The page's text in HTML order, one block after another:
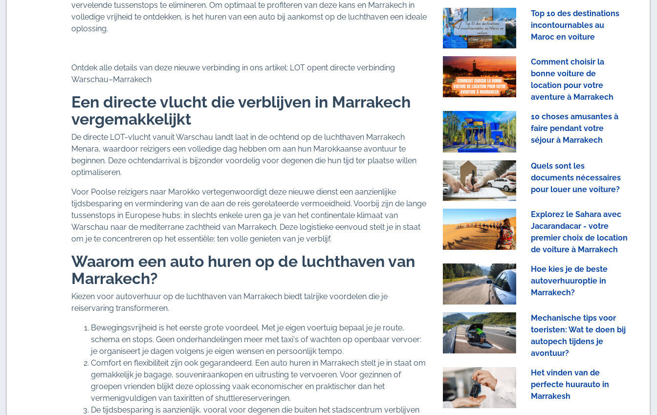
vervelende tussenstops te elimineren. Om optimaal te profiteren van deze kans en Marrakech in
volledige vrijheid te ontdekken, is het huren van een auto bij aankomst op de luchthaven een ideale
oplossing.
Ontdek alle details van deze nieuwe verbinding in ons artikel: LOT opent directe verbinding
Warschau–Marrakech
Een directe vlucht die verblijven in Marrakech
vergemakkelijkt
De directe LOT-vlucht vanuit Warschau landt laat in de ochtend op de luchthaven Marrakech
Menara, waardoor reizigers een volledige dag hebben om aan hun Marokkaanse avontuur te
beginnen. Deze ochtendarrival is bijzonder voordelig voor degenen die hun tijd ter plaatse willen
optimaliseren.
Voor Poolse reizigers naar Marokko vertegenwoordigt deze nieuwe dienst een aanzienlijke
tijdsbesparing en vermindering van de aan de reis gerelateerde vermoeidheid. Voorbij zijn de lange
tussenstops in Europese hubs: in slechts enkele uren ga je van het continentale klimaat van
Warschau naar de mediterrane zachtheid van Marrakech. Deze logistieke eenvoud stelt je in staat
om je te concentreren op het essentiële: ten volle genieten van je verblijf.
Waarom een auto huren op de luchthaven van
Marrakech?
Kiezen voor autoverhuur op de luchthaven van Marrakech biedt talrijke voordelen die je
reiservaring transformeren.
Bewegingsvrijheid is het eerste grote voordeel. Met je eigen voertuig bepaal je je route,
schema en stops. Geen onderhandelingen meer met taxi's of wachten op openbaar vervoer:
je organiseert je dagen volgens je eigen wensen en persoonlijk tempo.
Comfort en flexibiliteit zijn ook gegarandeerd. Een auto huren in Marrakech stelt je in staat om
gemakkelijk je bagage, souveniraankopen en uitrusting te vervoeren. Voor gezinnen of
groepen vrienden blijkt deze oplossing vaak economischer en praktischer dan het
vermenigvuldigen van taxiritten of shuttlereserveringen.
De tijdsbesparing is aanzienlijk, vooral voor degenen die buiten het stadscentrum verblijven
Top 10 des destinations
incontournables au
Maroc en voiture
Comment choisir la
bonne voiture de
location pour votre
aventure à Marrakech
10 choses amusantes à
faire pendant votre
séjour à Marrakech
Quels sont les
documents nécessaires
pour louer une voiture?
Explorez le Sahara avec
Jacarandacar - votre
premier choix de location
de voiture à Marrakech
Hoe kies je de beste
autoverhuuroptie in
Marrakech?
Mechanische tips voor
toeristen: Wat te doen bij
autopech tijdens je
avontuur?
Het vinden van de
perfecte huurauto in
Marrakesh